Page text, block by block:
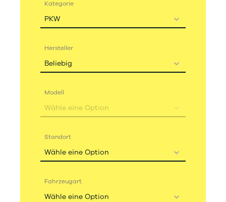
Kategorie
PKW
Hersteller
Beliebig
Modell
Wähle eine Option
Standort
Wähle eine Option
Fahrzeugart
Wähle eine Option